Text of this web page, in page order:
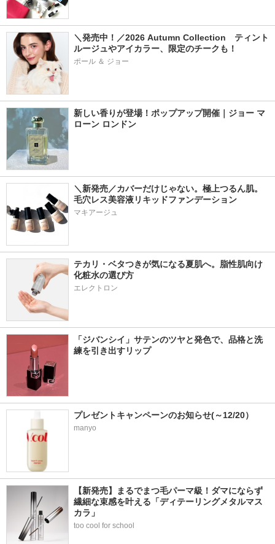
＼発売中！／2026 Autumn Collection　ティント
ルージュやアイカラー、限定のチークも！
ポール ＆ ジョー
新しい香りが登場！ポップアップ開催｜ジョー マ
ローン ロンドン
＼新発売／カバーだけじゃない。極上つるん肌。
毛穴レス美容液リキッドファンデーション
マキアージュ
テカリ・ベタつきが気になる夏肌へ。脂性肌向け
化粧水の選び方
エレクトロン
「ジバンシイ」サテンのツヤと発色で、品格と洗
練を引き出すリップ
プレゼントキャンペーンのお知らせ(～12/20）
manyo
【新発売】まるでまつ毛パーマ級！ダマにならず
繊細な束感を叶える「ディテーリングメタルマス
カラ」
too cool for school